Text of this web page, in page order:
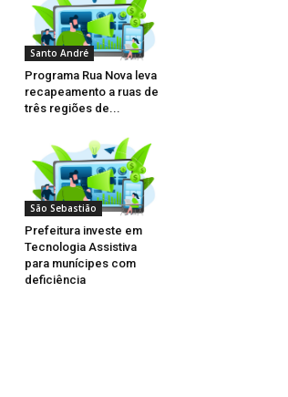
Santo André
Programa Rua Nova leva
recapeamento a ruas de
três regiões de...
São Sebastião
Prefeitura investe em
Tecnologia Assistiva
para munícipes com
deficiência